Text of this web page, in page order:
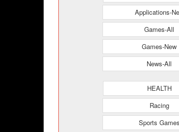
Applications-
Games-All
Games-New
News-All
HEALTH
Racing
Sports Games